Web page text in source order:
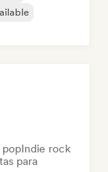
popIndie rock
para